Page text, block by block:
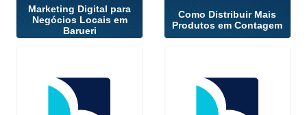
Marketing Digital para
Negócios Locais em
Barueri
Como Distribuir Mais
Produtos em Contagem